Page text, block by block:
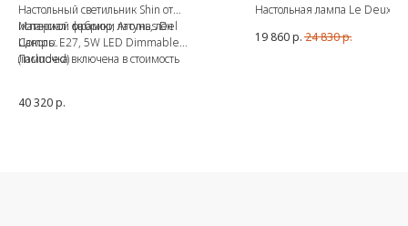
Настольный светильник Shin от
испанской фабрики Aromas Del
Campo.
Материал: мрамор, латунь, лён
Цоколь: E27, 5W LED Dimmable
(included)
Лампочка включена в стоимость
40 320р.
Настольная лампа Le Deux
Цвет: песочный
19 860р. 24 830р.